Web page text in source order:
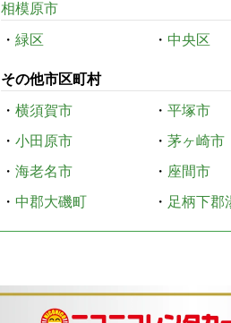
相模原市
・ 緑区 ・ 中央区
その他市区町村
・ 横須賀市 ・ 平塚市
・ 小田原市 ・ 茅ヶ崎市
・ 海老名市 ・ 座間市
・ 中郡大磯町 ・ 足柄下郡